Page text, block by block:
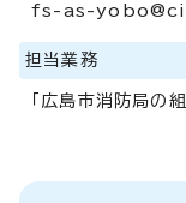
fs-as-
担当業務
「広島市消防局の